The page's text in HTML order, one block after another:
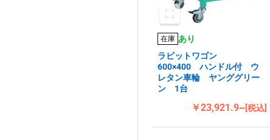
在庫 あり
ラビットワゴン
600×400 ハンドル付 ウ
レタン車輪 ヤンググリー
ン 1台
￥23,921.9~[税込]